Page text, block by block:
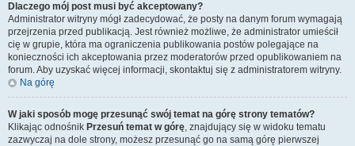
Dlaczego mój post musi być akceptowany?
Administrator witryny mógł zadecydować, że posty na danym forum wymagają
przejrzenia przed publikacją. Jest również możliwe, że administrator umieścił
cię w grupie, która ma ograniczenia publikowania postów polegające na
konieczności ich akceptowania przez moderatorów przed opublikowaniem na
forum. Aby uzyskać więcej informacji, skontaktuj się z administratorem witryny.
Na górę
W jaki sposób mogę przesunąć swój temat na górę strony tematów?
Klikając odnośnik Przesuń temat w górę, znajdujący się w widoku tematu
zazwyczaj na dole strony, możesz przesunąć go na samą górę pierwszej